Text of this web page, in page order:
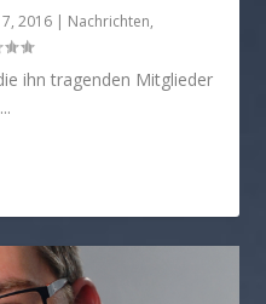
7, 2016 | Nachrichten,
ihn tragenden Mitglieder